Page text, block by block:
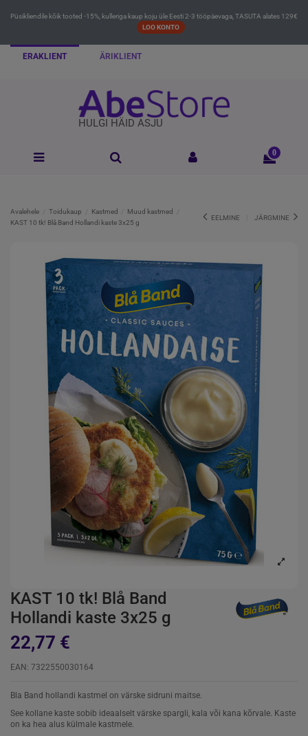
Püsikliendile kõik tooted -15%, kulleriga kaup koju üle Eesti 2-3 tööpäevaga, TASUTA alates 129€
LOO KONTO
ERAKLIENT ÄRIKLIENT
HULGI HÄID ASJU
0
Avalehele Toidukaup Kastmed
Muud kastmed
KAST 10 tk! Blå Band Hollandi kaste 3x25 g
EELMINE JÄRGMINE
KAST 10 tk! Blå Band
Hollandi kaste 3x25 g
22,77 €
EAN: 7322550030164
Bla Band hollandi kastmel on värske sidruni maitse.
See kollane kaste sobib ideaalselt värske spargli, kala või kana kõrvale. Kaste
on ka hea alus külmale kastmele.